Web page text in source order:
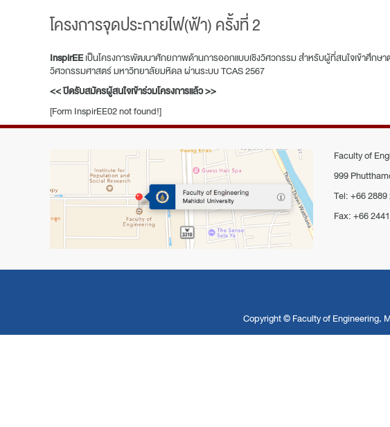
โครงการจุดประกายไฟ(ฟ้า) ครั้งที่ 2
InspirEEเป็นโครงการพัฒนาศักยภาพด้านการออกแบบเชิงวิศวกรรม สำหรับผู้ที่สนใจเข้าศึกษ
วิศวกรรมศาสตร์ มหาวิทยาลัยมหิดล ผ่านระบบ TCAS 2567
<< ปิดรับสมัครผู้สนใจเข้าร่วมโครงการแล้ว >>
[Form InspirEE02 not found!]
Faculty of
999
Tel: +66 2889
Fax: +66
Copyright ©Faculty of Engineering,